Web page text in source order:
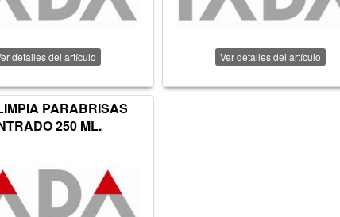
detalles del artículo Ver detalles del artículo
PARABRISAS
250 ML.